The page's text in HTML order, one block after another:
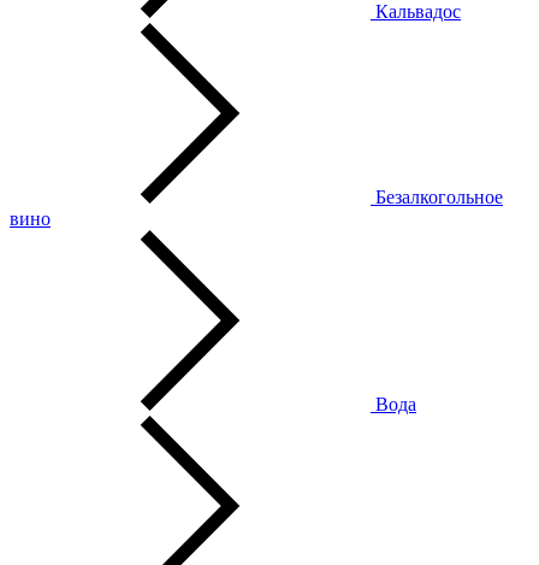
Кальвадос
Безалкогольное
вино
Вода